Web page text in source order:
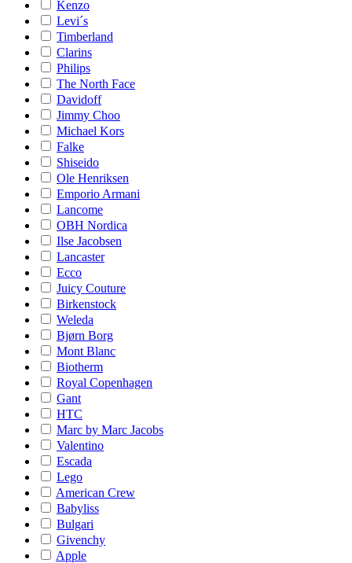
Kenzo
Levi´s
Timberland
Clarins
Philips
The North Face
Davidoff
Jimmy Choo
Michael Kors
Falke
Shiseido
Ole Henriksen
Emporio Armani
Lancome
OBH Nordica
Ilse Jacobsen
Lancaster
Ecco
Juicy Couture
Birkenstock
Weleda
Bjørn Borg
Mont Blanc
Biotherm
Royal Copenhagen
Gant
HTC
Marc by Marc Jacobs
Valentino
Escada
Lego
American Crew
Babyliss
Bulgari
Givenchy
Apple